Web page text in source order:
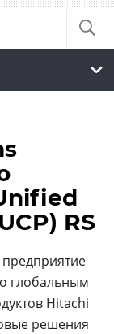
RS
глобальным
Hitachi
решения